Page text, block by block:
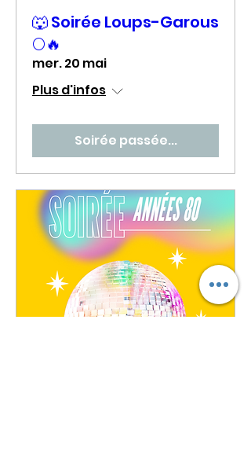
🐺 Soirée Loups-Garous
🌕🔥
mer. 20 mai
Plus d'infos
Soirée passée...